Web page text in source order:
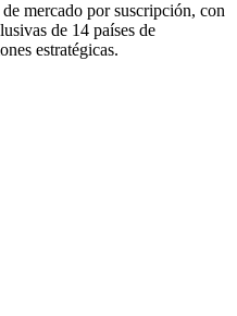
mercado por suscripción, con
de 14 países de
estratégicas.